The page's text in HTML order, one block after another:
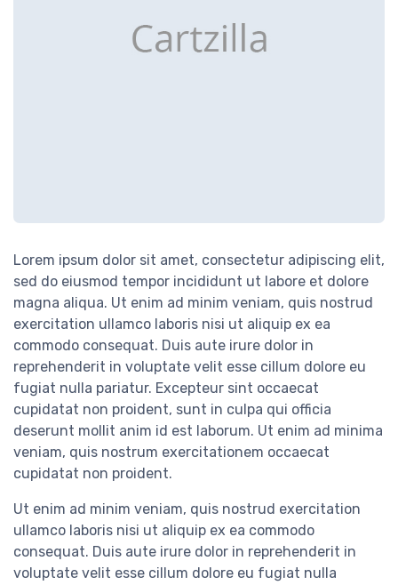
Lorem ipsum dolor sit amet, consectetur adipiscing elit,
sed do eiusmod tempor incididunt ut labore et dolore
magna aliqua. Ut enim ad minim veniam, quis nostrud
exercitation ullamco laboris nisi ut aliquip ex ea
commodo consequat. Duis aute irure dolor in
reprehenderit in voluptate velit esse cillum dolore eu
fugiat nulla pariatur. Excepteur sint occaecat
cupidatat non proident, sunt in culpa qui officia
deserunt mollit anim id est laborum. Ut enim ad minima
veniam, quis nostrum exercitationem occaecat
cupidatat non proident.
Ut enim ad minim veniam, quis nostrud exercitation
ullamco laboris nisi ut aliquip ex ea commodo
consequat. Duis aute irure dolor in reprehenderit in
voluptate velit esse cillum dolore eu fugiat nulla